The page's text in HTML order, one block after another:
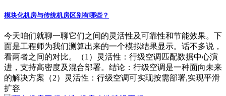
模块化机房与传统机房区别有哪些？
今天咱们就聊一聊它们之间的灵活性及可靠性和节能效果。下
面是工程师为我们测算出来的一个模拟结果显示。话不多说，
看两者之间的对比。（1）灵活性：行级空调匹配数据中心演
进，支持高密度及混合部署。结论：行级空调是一种面向未来
的解决方案（2）灵活性：行级空调可实现按需部署,实现平滑
扩容